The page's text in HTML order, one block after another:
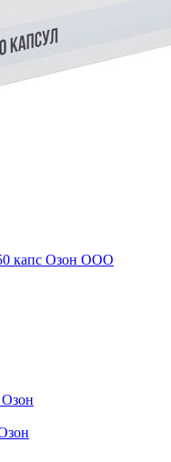
капс Озон ООО